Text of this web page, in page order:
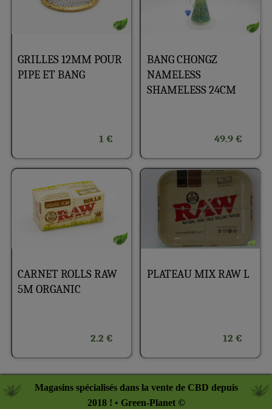
GRILLES 12MM POUR
PIPE ET BANG
1 €
BANG CHONGZ
NAMELESS
SHAMELESS 24CM
49.9 €
CARNET ROLLS RAW
5M ORGANIC
2.2 €
PLATEAU MIX RAW L
12 €
Magasins spécialisés dans la vente de CBD depuis
2018 ! • Green-Planet ©